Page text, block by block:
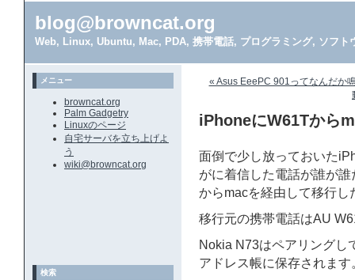
blog@browncat.org
Web, Linux, Ubuntu, Mac, PDA, 携帯電話, プログラミング, ソフト
« Asus EeePC 901ってなんだか
iPhoneにW61Tから
面倒で少し放っておいた
がに着信した電話が誰が
からmacを経由して移行し
移行元の携帯電話はAU
Nokia N73はペアリングし
アドレス帳に保存されます
メニュー
browncat.org
Palm Gadgetry
Linuxのページ
自宅サーバを立ち上げよ
う
wiki@browncat.org
検索